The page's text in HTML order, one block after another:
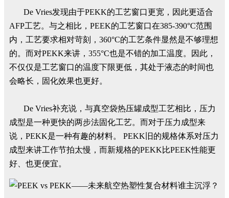
De Vries发现由于PEKK的工艺窗口更宽，因此更适合
AFP工艺。与之相比，PEEK的工艺窗口在385-390°C范围
内，工艺要求相对苛刻，360°C的工艺条件显然是不够理想
的。而对PEKK来讲，355°C也是不错的加工温度。因此，
不仅仅是工艺窗口的温度下限更低，其处于液态的时间也
会略长，固化效果也更好。
De Vries补充说，与真空袋热压罐成型工艺相比，压力
成型是一种更快的两步法固化工艺。而对于压力成型来
说，PEKK是一种有趣的材料。 PEKK旧的规格体系对压力
成型来讲工作节拍太慢，而新规格的PEKK比PEEK性能更
好、也更便宜。